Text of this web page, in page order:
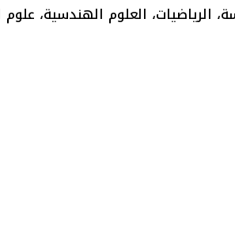
الرياضيات، العلوم الهندسية،